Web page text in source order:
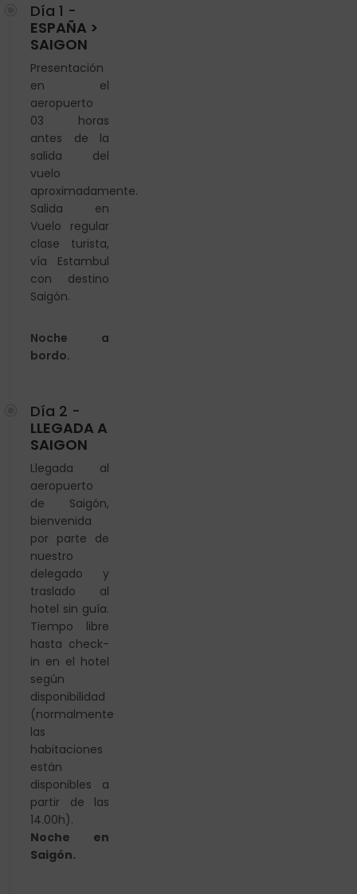
Día 1 -
ESPAÑA >
SAIGON
Presentación
en el
aeropuerto
03 horas
antes de la
salida del
vuelo
aproximadamente.
Salida en
Vuelo regular
clase turista,
vía Estambul
con destino
Saigón.
Noche a
bordo.
Día 2 -
LLEGADA A
SAIGON
Llegada al
aeropuerto
de Saigón,
bienvenida
por parte de
nuestro
delegado y
traslado al
hotel sin guía.
Tiempo libre
hasta check-
in en el hotel
según
disponibilidad
(normalmente
las
habitaciones
están
disponibles a
partir de las
14.00h).
Noche en
Saigón.